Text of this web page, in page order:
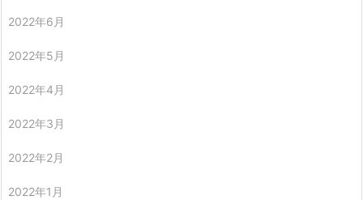
2022年6月
2022年5月
2022年4月
2022年3月
2022年2月
2022年1月